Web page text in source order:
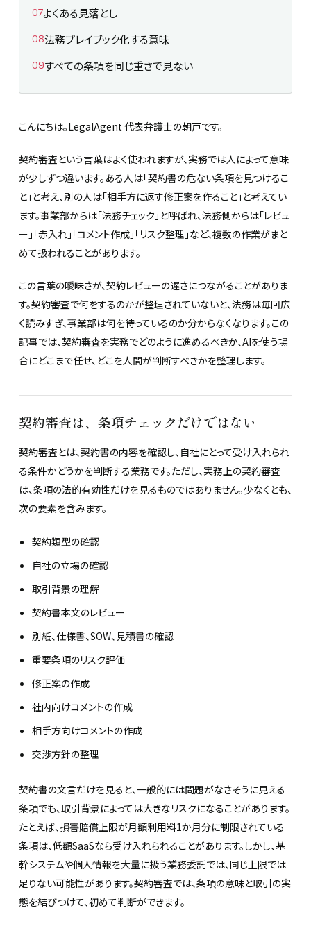
よくある見落とし
法務プレイブック化する意味
すべての条項を同じ重さで見ない
こんにちは。LegalAgent 代表弁護士の朝戸です。
契約審査という言葉はよく使われますが、実務では人によって意味
が少しずつ違います。ある人は「契約書の危ない条項を見つけるこ
と」と考え、別の人は「相手方に返す修正案を作ること」と考えてい
ます。事業部からは「法務チェック」と呼ばれ、法務側からは「レビュ
ー」「赤入れ」「コメント作成」「リスク整理」など、複数の作業がまと
めて扱われることがあります。
この言葉の曖昧さが、契約レビューの遅さにつながることがありま
す。契約審査で何をするのかが整理されていないと、法務は毎回広
く読みすぎ、事業部は何を待っているのか分からなくなります。この
記事では、契約審査を実務でどのように進めるべきか、AIを使う場
合にどこまで任せ、どこを人間が判断すべきかを整理します。
契約審査は、条項チェックだけではない
契約審査とは、契約書の内容を確認し、自社にとって受け入れられ
る条件かどうかを判断する業務です。ただし、実務上の契約審査
は、条項の法的有効性だけを見るものではありません。少なくとも、
次の要素を含みます。
契約類型の確認
自社の立場の確認
取引背景の理解
契約書本文のレビュー
別紙、仕様書、SOW、見積書の確認
重要条項のリスク評価
修正案の作成
社内向けコメントの作成
相手方向けコメントの作成
交渉方針の整理
契約書の文言だけを見ると、一般的には問題がなさそうに見える
条項でも、取引背景によっては大きなリスクになることがあります。
たとえば、損害賠償上限が月額利用料1か月分に制限されている
条項は、低額SaaSなら受け入れられることがあります。しかし、基
幹システムや個人情報を大量に扱う業務委託では、同じ上限では
足りない可能性があります。契約審査では、条項の意味と取引の実
態を結びつけて、初めて判断ができます。